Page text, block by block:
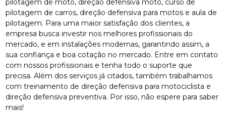
pilotagem de moto, direção defensiva moto, curso de
pilotagem de carros, direção defensiva para motos e aula de
pilotagem. Para uma maior satisfação dos clientes, a
empresa busca investir nos melhores profissionais do
mercado, e em instalações modernas, garantindo assim, a
sua confiança e boa cotação no mercado. Entre em contato
com nossos profissionais e tenha todo o suporte que
precisa. Além dos serviços já citados, também trabalhamos
com treinamento de direção defensiva para motociclista e
direção defensiva preventiva. Por isso, não espere para saber
mais!